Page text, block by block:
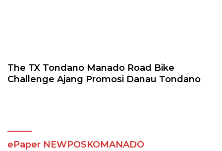
The TX Tondano Manado Road Bike
Challenge Ajang Promosi Danau Tondano
ePaper NEWPOSKOMANADO